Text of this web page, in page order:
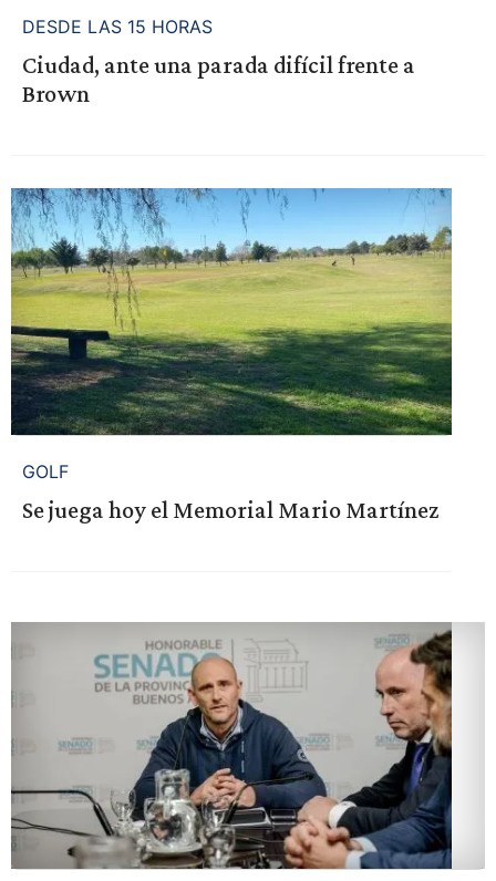
DESDE LAS 15 HORAS
Ciudad, ante una parada difícil frente a
Brown
GOLF
Se juega hoy el Memorial Mario Martínez